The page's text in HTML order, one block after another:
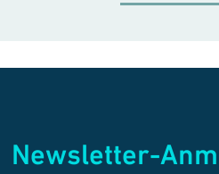
Newsletter-